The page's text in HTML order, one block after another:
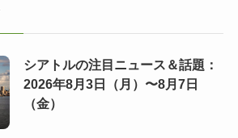
シアトルの注目ニュース＆話題：
2026年8月3日（月）〜8月7日
（金）